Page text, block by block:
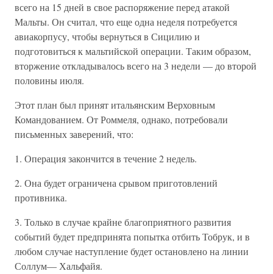
всего на 15 дней в свое распоряжение перед атакой
Мальты. Он считал, что еще одна неделя потребуется
авиакорпусу, чтобы вернуться в Сицилию и
подготовиться к мальтийской операции. Таким образом,
вторжение откладывалось всего на 3 недели — до второй
половины июля.
Этот план был принят итальянским Верховным
Командованием. От Роммеля, однако, потребовали
письменных заверений, что:
1. Операция закончится в течение 2 недель.
2. Она будет ограничена срывом приготовлений
противника.
3. Только в случае крайне благоприятного развития
событий будет предпринята попытка отбить Тобрук, и в
любом случае наступление будет остановлено на линии
Соллум— Хальфайя.